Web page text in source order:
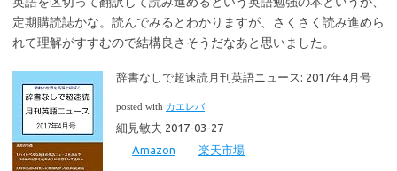
定期購読誌かな。読んでみるとわかりますが、さくさく読み進めら
れて理解がすすむので結構良さそうだなあと思いました。
辞書なしで超速読月刊英語ニュース: 2017年4月号
posted with カエレバ
細見敏夫 2017-03-27
Amazon
楽天市場